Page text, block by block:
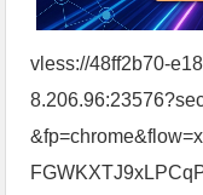
vless://48ff2b70-